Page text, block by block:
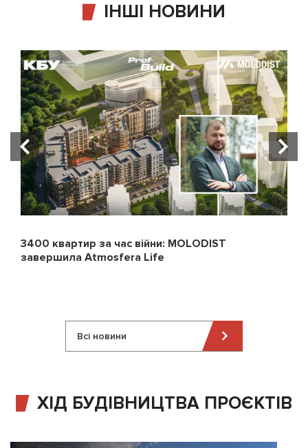
ІНШІ НОВИНИ
3400 квартир за час війни: MOLODIST
завершила Atmosfera Life
Всі новини
ХІД БУДІВНИЦТВА ПРОЄКТІВ